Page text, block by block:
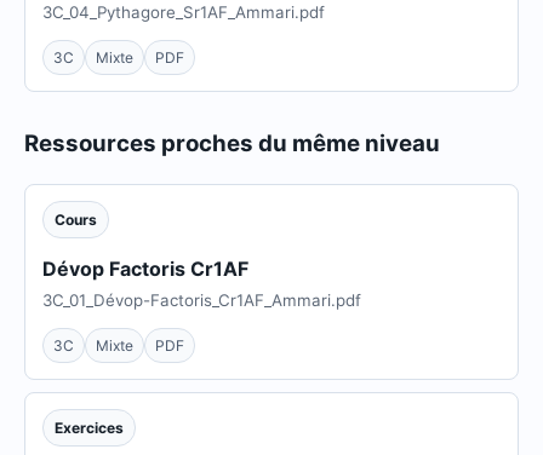
3C_04_Pythagore_Sr1AF_Ammari.pdf
3C Mixte PDF
Ressources proches du même niveau
Cours
Dévop Factoris Cr1AF
3C_01_Dévop-Factoris_Cr1AF_Ammari.pdf
3C Mixte PDF
Exercices